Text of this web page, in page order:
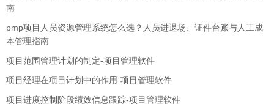
南
pmp项目人员资源管理系统怎么选？人员进退场、证件台账与人工成
本管理指南
项目范围管理计划的制定-项目管理软件
项目经理在项目计划中的作用-项目管理软件
项目进度控制阶段绩效信息跟踪-项目管理软件